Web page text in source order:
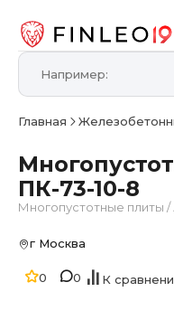
Главная
ПК-73-10-8
Многопустотные плиты /
0 0 К
г Москва